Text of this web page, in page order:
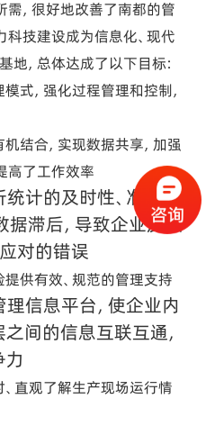
需，很好地改善了南都的管
科技建设成为信息化、现代
，总体达成了以下目标：
式，强化过程管理和控制，
结合，实现数据共享，加强
高了工作效率
计的及时性、准确
据滞后，导致企业反映
对的错误
供有效、规范的管理支持
信息平台，使企业内
间的信息互联互通，
直观了解生产现场运行情